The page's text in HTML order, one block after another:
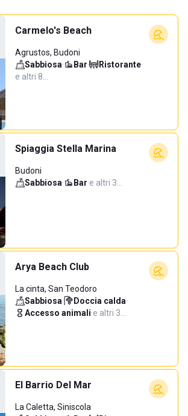
Carmelo's Beach
Agrustos, Budoni
Sabbiosa· Bar· Ristorante·
e altri 8…
Spiaggia Stella Marina
Budoni
Sabbiosa· Bar·e altri 3…
Arya Beach Club
La cinta, San Teodoro
Sabbiosa· Doccia calda·
Accesso animali·e altri 3…
El Barrio Del Mar
La Caletta, Siniscola